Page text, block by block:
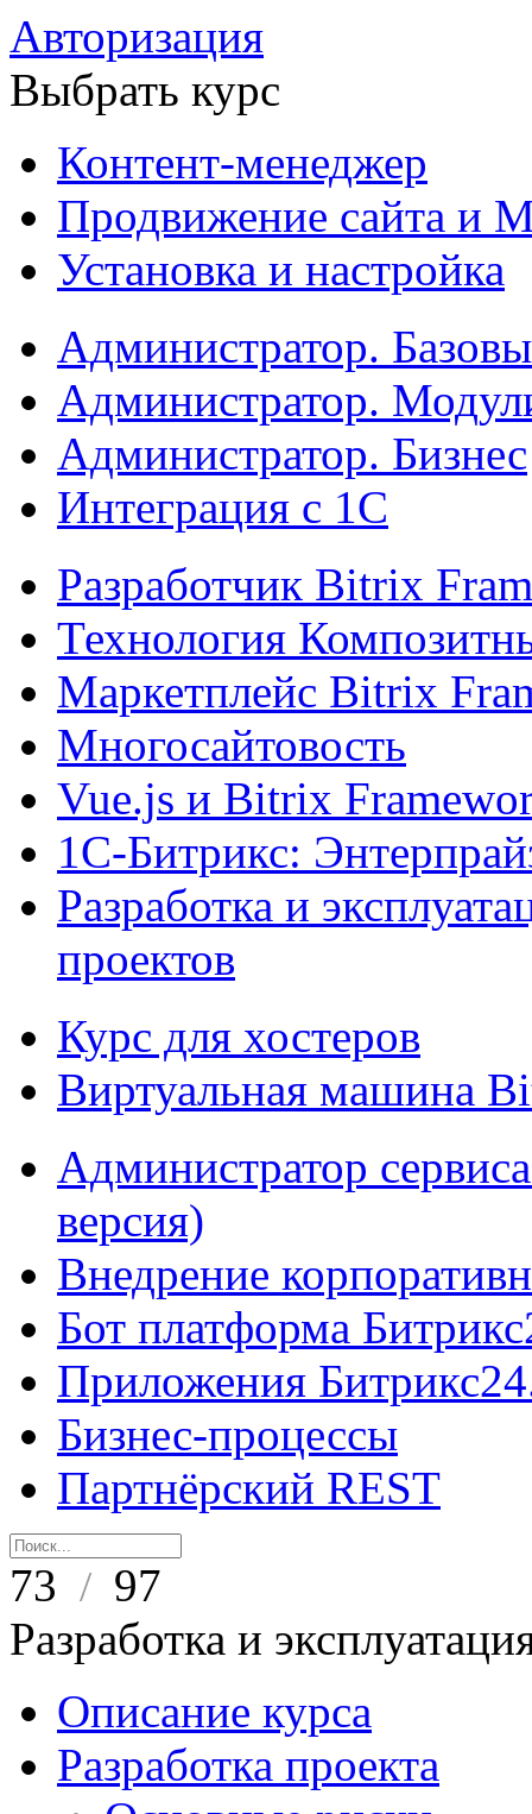
Авторизация
Выбрать курс
Контент-менеджер
Продвижение сайта и
Установка и настройка
Администратор.
Администратор.
Администратор. Бизнес
Интеграция с 1С
Разработчик Bitrix
Технология
Маркетплейс Bitrix
Многосайтовость
Vue.js и Bitrix
1С-Битрикс:
Разработка и
проектов
Курс для хостеров
Виртуальная машина
Администратор
версия)
Внедрение
Бот платформа
Приложения
Бизнес-процессы
Партнёрский REST
73 / 97
Разработка и
Описание курса
Разработка проекта